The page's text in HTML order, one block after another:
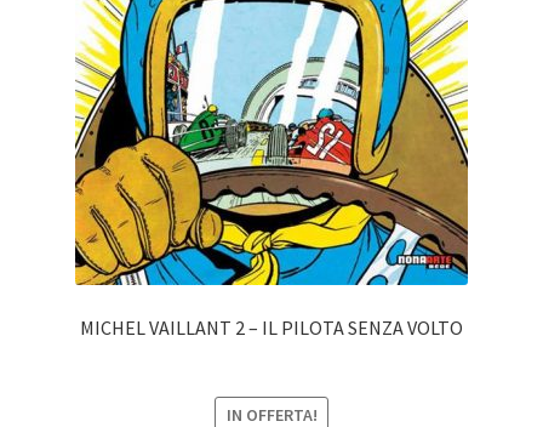
MICHEL VAILLANT 2 – IL PILOTA SENZA VOLTO
IN OFFERTA!